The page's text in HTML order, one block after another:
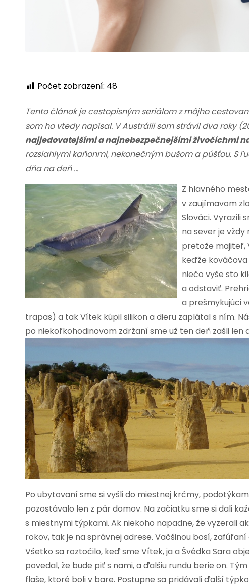
Počet zobrazení: 48
Tento článok je cestopisným seriálom z môjho
som ho vtedy napísal. V Austrálii som strávil dva roky
najjedovatejšími a najnebezpečnejšími živočíchmi
rozsiahlymi kaňonmi, nekonečným bušom a púšťou. S
dňa na deň …
Z hlavného
v zaujímavom
Slováci. Vyrazili
na sever je
pretože majiteľ,
keďže
niečo vyše sto
a odstaviť.
a prešmykujúci
trapas) a tak Vítek kúpil silikon a dieru zaplátal s ním.
po niekoľkohodinovom zdržaní sme už ten deň zašli len
Po ubytovaní sme si vyšli do miestnej krčmy,
pozostávalo len z pár domov. Na začiatku sme si dali
s miestnymi týpkami. Ak niekoho napadne, že vyzerali
rokov, tak je na správnej adrese. Väčšinou bosí,
Všetko sa roztočilo, keď sme Vítek, ja a Švédka Sara
povedal, že bude piť s nami, a ďalšiu rundu berie on.
flaše, ktoré boli v bare. Postupne sa pridávali ďalší